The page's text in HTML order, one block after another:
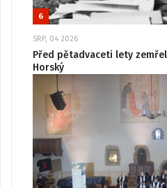
6
SRP, 04 2026
Před pětadvaceti lety
Horský